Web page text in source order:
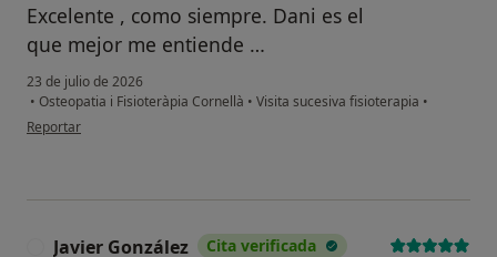
Excelente , como siempre. Dani es el
que mejor me entiende …
23 de julio de 2026
• Osteopatia i Fisioteràpia Cornellà • Visita sucesiva fisioterapia •
en opinión del usuario CG
Reportar
Javier González Cita verificada